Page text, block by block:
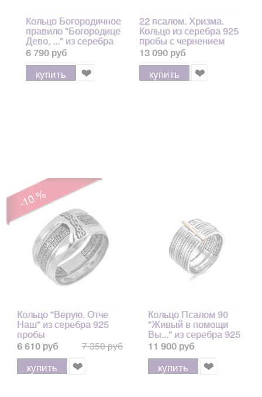
Кольцо Богородичное
правило "Богородице
Дево, ..." из серебра
925 пробы с
позолотой 999
6 790 руб
купить
22 псалом. Хризма.
Кольцо из серебра 925
пробы с чернением
13 090 руб
купить
-10 %
Кольцо "Верую. Отче
Наш" из серебра 925
пробы
6 610 руб
7 350 руб
купить
Кольцо Псалом 90
"Живый в помощи
Вы..." из серебра 925
пробы и золота 585
пробы, 10 мм
11 900 руб
купить